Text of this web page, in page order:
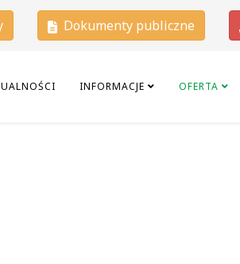
Dokumenty publiczne
INFORMACJE OFERTA